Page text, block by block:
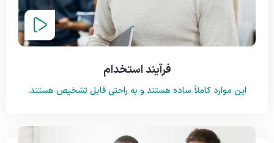
فرآیند استخدام
این موارد کاملاً ساده هستند و به راحتی قابل تشخیص هستند.